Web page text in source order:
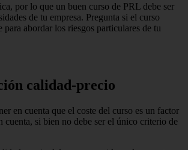
por lo que un buen curso de PRL debe ser
de tu empresa. Pregunta si el curso
para abordar los riesgos particulares de tu
calidad-precio
en cuenta que el coste del curso es un factor
cuenta, si bien no debe ser el único criterio de